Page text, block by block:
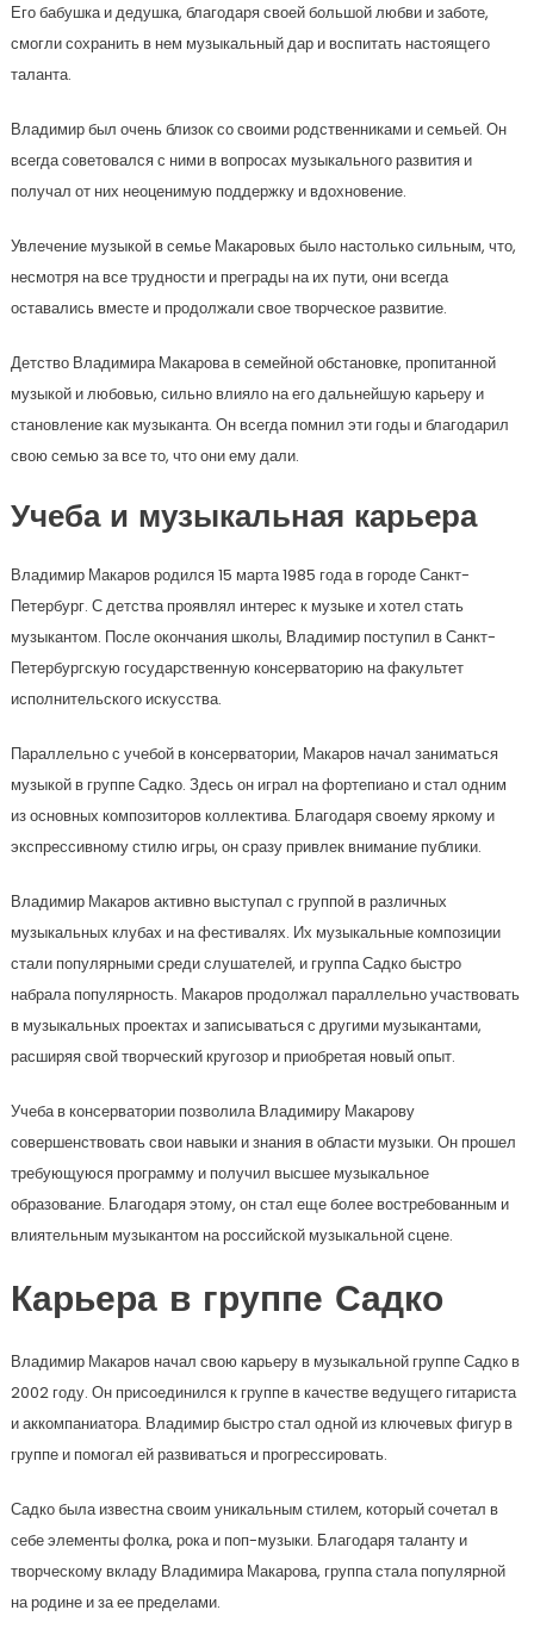
Его бабушка и дедушка, благодаря своей большой любви и заботе,
смогли сохранить в нем музыкальный дар и воспитать настоящего
таланта.
Владимир был очень близок со своими родственниками и семьей. Он
всегда советовался с ними в вопросах музыкального развития и
получал от них неоценимую поддержку и вдохновение.
Увлечение музыкой в семье Макаровых было настолько сильным, что,
несмотря на все трудности и преграды на их пути, они всегда
оставались вместе и продолжали свое творческое развитие.
Детство Владимира Макарова в семейной обстановке, пропитанной
музыкой и любовью, сильно влияло на его дальнейшую карьеру и
становление как музыканта. Он всегда помнил эти годы и благодарил
свою семью за все то, что они ему дали.
Учеба и музыкальная карьера
Владимир Макаров родился 15 марта 1985 года в городе Санкт-
Петербург. С детства проявлял интерес к музыке и хотел стать
музыкантом. После окончания школы, Владимир поступил в Санкт-
Петербургскую государственную консерваторию на факультет
исполнительского искусства.
Параллельно с учебой в консерватории, Макаров начал заниматься
музыкой в группе Садко. Здесь он играл на фортепиано и стал одним
из основных композиторов коллектива. Благодаря своему яркому и
экспрессивному стилю игры, он сразу привлек внимание публики.
Владимир Макаров активно выступал с группой в различных
музыкальных клубах и на фестивалях. Их музыкальные композиции
стали популярными среди слушателей, и группа Садко быстро
набрала популярность. Макаров продолжал параллельно участвовать
в музыкальных проектах и записываться с другими музыкантами,
расширяя свой творческий кругозор и приобретая новый опыт.
Учеба в консерватории позволила Владимиру Макарову
совершенствовать свои навыки и знания в области музыки. Он прошел
требующуюся программу и получил высшее музыкальное
образование. Благодаря этому, он стал еще более востребованным и
влиятельным музыкантом на российской музыкальной сцене.
Карьера в группе Садко
Владимир Макаров начал свою карьеру в музыкальной группе Садко в
2002 году. Он присоединился к группе в качестве ведущего гитариста
и аккомпаниатора. Владимир быстро стал одной из ключевых фигур в
группе и помогал ей развиваться и прогрессировать.
Садко была известна своим уникальным стилем, который сочетал в
себе элементы фолка, рока и поп-музыки. Благодаря таланту и
творческому вкладу Владимира Макарова, группа стала популярной
на родине и за ее пределами.